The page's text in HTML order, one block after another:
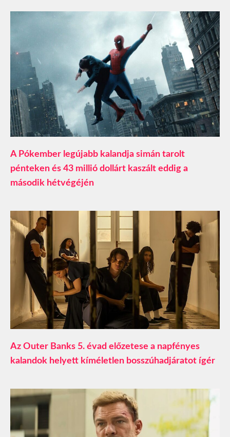
A Pókember legújabb kalandja simán tarolt
pénteken és 43 millió dollárt kaszált eddig a
második hétvégéjén
Az Outer Banks 5. évad előzetese a napfényes
kalandok helyett kíméletlen bosszúhadjáratot ígér